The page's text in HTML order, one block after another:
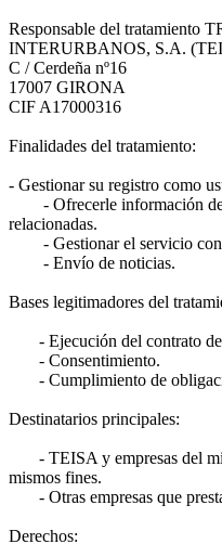
Responsable del tratamiento
INTERURBANOS, S.A.
C / Cerdeña nº16
17007 GIRONA
CIF A17000316
Finalidades del tratamiento:
- Gestionar su registro como
- Ofrecerle información de
relacionadas.
- Gestionar el servicio
- Envío de noticias.
Bases legitimadores del
- Ejecución del contrato de
- Consentimiento.
- Cumplimiento de
Destinatarios principales:
- TEISA y empresas del
mismos fines.
- Otras empresas que
Derechos: